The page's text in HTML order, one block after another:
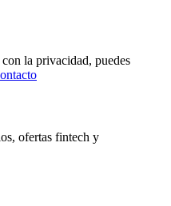
la privacidad, puedes
ofertas fintech y